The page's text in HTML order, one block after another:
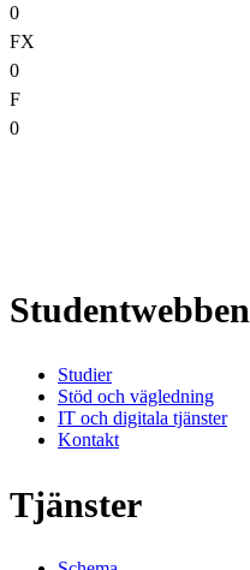
0
FX
0
F
0
Studentwebben
Studier
Stöd och vägledning
IT och digitala tjänster
Kontakt
Tjänster